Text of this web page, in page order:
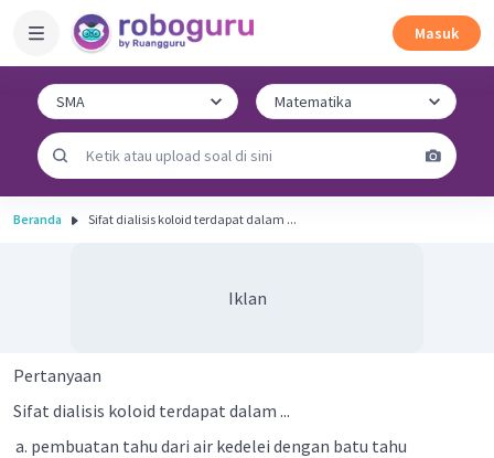
Masuk
Beranda Sifat dialisis koloid terdapat dalam ...
Iklan
Pertanyaan
Sifat dialisis koloid terdapat dalam ...
pembuatan tahu dari air kedelei dengan batu tahu